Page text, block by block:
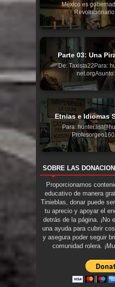
México es
Revolucionario
Parte 03: Una
De: Taxista22Para:
net.orgAsunto:
Etnias e Idiomas
Para:
SOBRE LAS
Proporcionamos
educativo de manera
Tinieblas, donar puede
tu aprecio y apoyar el
detrás de la página. ¡No
una ayuda para cubrir
y asegura poder seguir
comunidad rolera.